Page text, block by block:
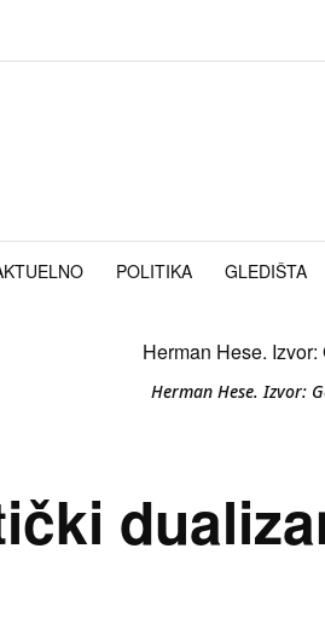
POLITIKA GLEDIŠTA
Herman Hese. Izvor: